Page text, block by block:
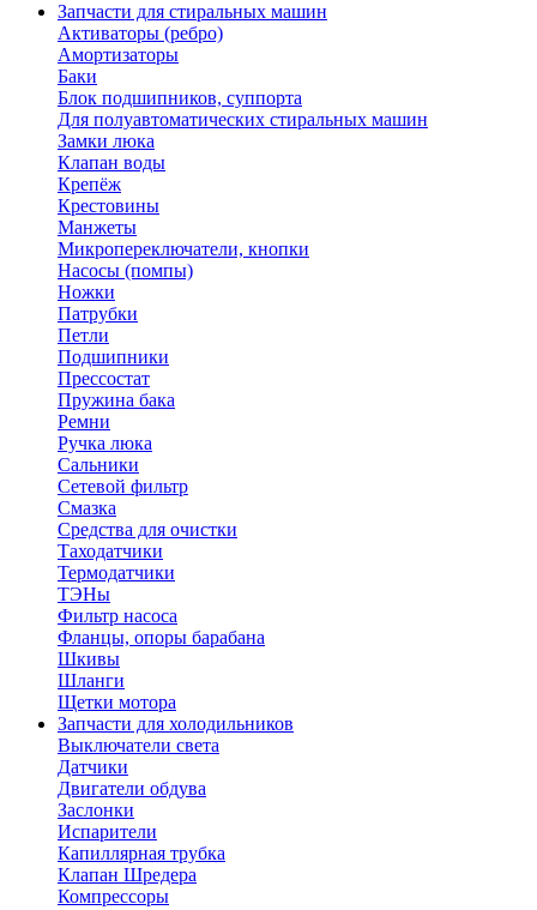
Запчасти для стиральных машин
Активаторы (ребро)
Амортизаторы
Баки
Блок подшипников, суппорта
Для полуавтоматических стиральных машин
Замки люка
Клапан воды
Крепёж
Крестовины
Манжеты
Микропереключатели, кнопки
Насосы (помпы)
Ножки
Патрубки
Петли
Подшипники
Прессостат
Пружина бака
Ремни
Ручка люка
Сальники
Сетевой фильтр
Смазка
Средства для очистки
Таходатчики
Термодатчики
ТЭНы
Фильтр насоса
Фланцы, опоры барабана
Шкивы
Шланги
Щетки мотора
Запчасти для холодильников
Выключатели света
Датчики
Двигатели обдува
Заслонки
Испарители
Капиллярная трубка
Клапан Шредера
Компрессоры